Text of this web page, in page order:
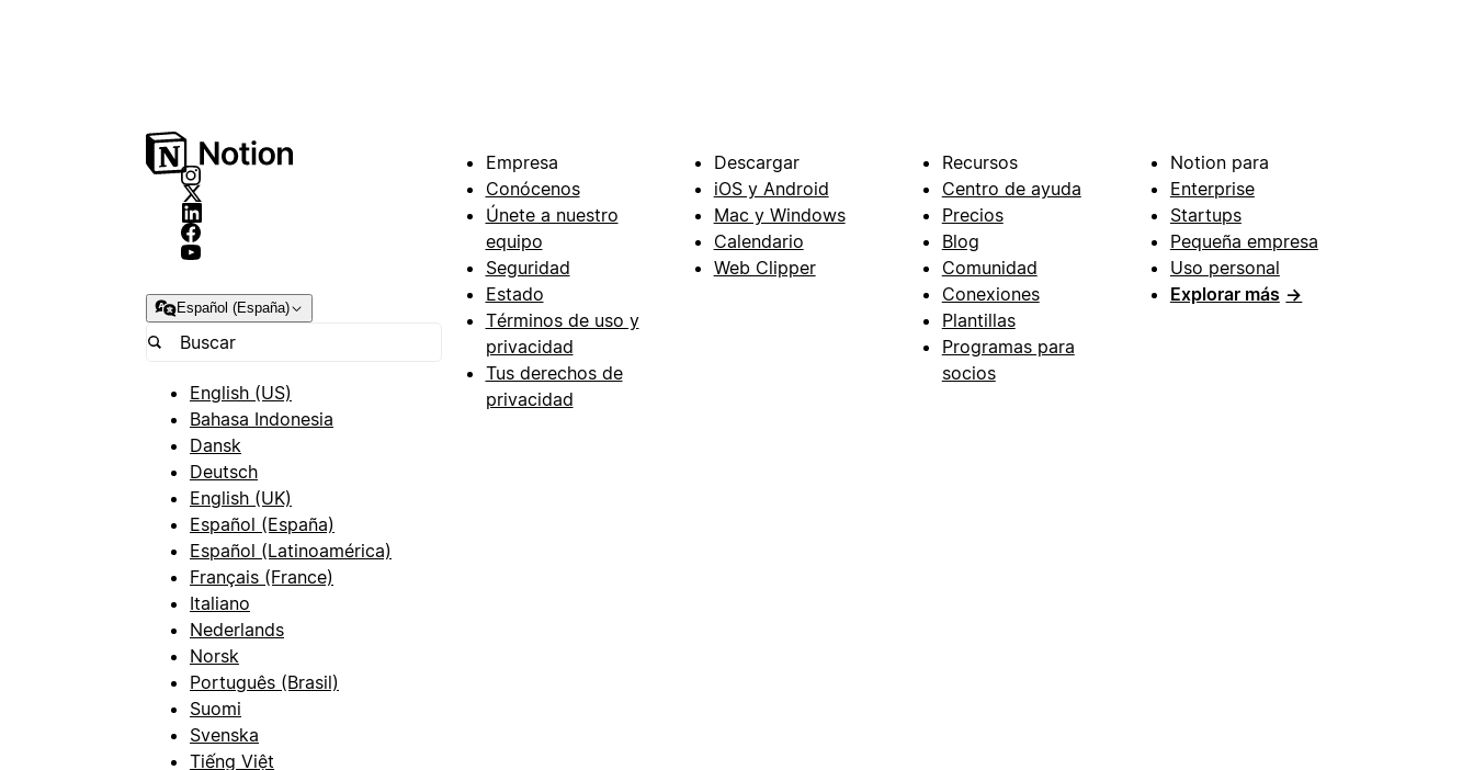
Español (España)
English (US)
Bahasa Indonesia
Dansk
Deutsch
English (UK)
Español (España)
Español (Latinoamérica)
Français (France)
Italiano
Nederlands
Norsk
Português (Brasil)
Suomi
Svenska
Tiếng Việt
Empresa
Conócenos
Únete a nuestro
equipo
Seguridad
Estado
Términos de uso y
privacidad
Tus derechos de
privacidad
Descargar
iOS y Android
Mac y Windows
Calendario
Web Clipper
Recursos
Centro de ayuda
Precios
Blog
Comunidad
Conexiones
Plantillas
Programas para
socios
Notion para
Enterprise
Startups
Pequeña empresa
Uso personal
Explorar más →